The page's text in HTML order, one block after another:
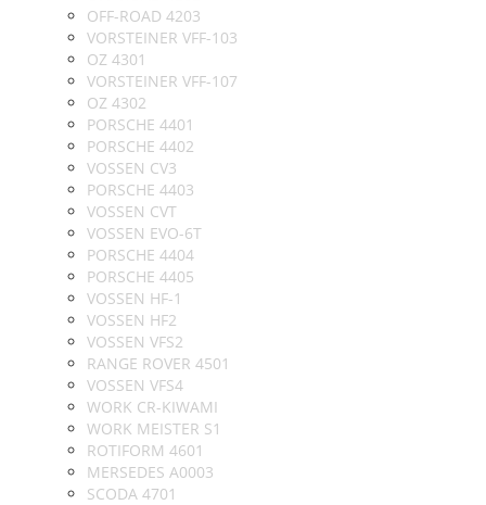
OFF-ROAD 4203
VORSTEINER VFF-103
OZ 4301
VORSTEINER VFF-107
OZ 4302
PORSCHE 4401
PORSCHE 4402
VOSSEN CV3
PORSCHE 4403
VOSSEN CVT
VOSSEN EVO-6T
PORSCHE 4404
PORSCHE 4405
VOSSEN HF-1
VOSSEN HF2
VOSSEN VFS2
RANGE ROVER 4501
VOSSEN VFS4
WORK CR-KIWAMI
WORK MEISTER S1
ROTIFORM 4601
MERSEDES A0003
SCODA 4701